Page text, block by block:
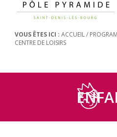
VOUS ÊTES ICI : ACCUEIL/
CENTRE DE LOISIRS